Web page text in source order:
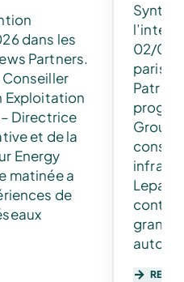
dans les
Partners.
Conseiller
Exploitation
– Directrice
et de la
Energy
matinée a
de
02/04/
Patrick
autour
READ